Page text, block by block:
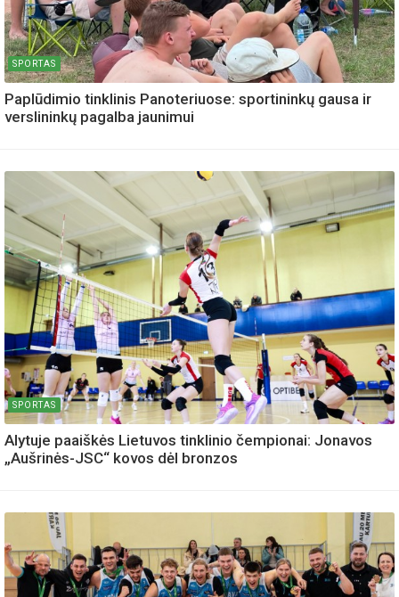
SPORTAS
Paplūdimio tinklinis Panoteriuose: sportininkų gausa ir
verslininkų pagalba jaunimui
SPORTAS
Alytuje paaiškės Lietuvos tinklinio čempionai: Jonavos
„Aušrinės-JSC“ kovos dėl bronzos